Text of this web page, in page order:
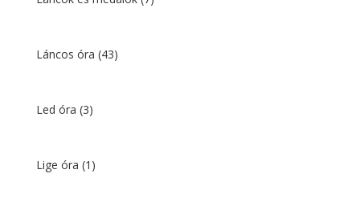
Láncos óra (43)
Led óra (3)
Lige óra (1)